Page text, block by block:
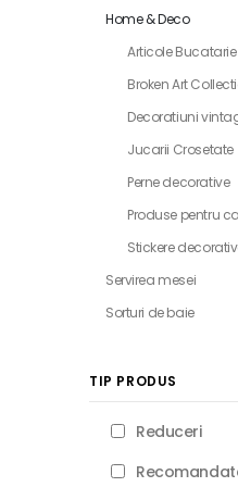
Home & Deco
Articole Bucatarie
Broken Art
Decoratiuni
Jucarii Crosetate
Perne decorative
Produse pentru
Stickere
Servirea mesei
Sorturi de baie
TIP PRODUS
Reduceri